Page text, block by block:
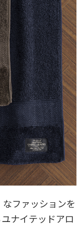
ファッションを
ナイテッドアロ